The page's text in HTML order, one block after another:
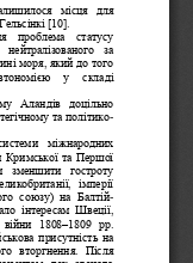
місця  для
[10]
проблема  статусу
нейтралізованого  за
моря  який до того
у
складі
Аландів  доцільно
та політико-
міжнародних
Кримської та Першої
зменшити  гостроту
імперії
союзу   на  Балтій-
інтересам  Швеції
війни  1808–1809  рр
присутність на
вторгнення   Після